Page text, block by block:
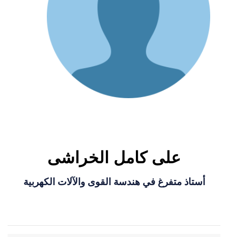
على كامل الخراشى
أستاذ متفرغ في هندسة القوى والآلات الكهربية